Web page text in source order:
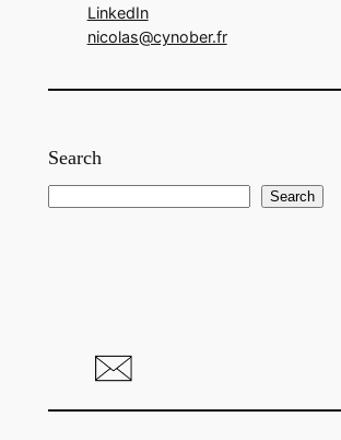
LinkedIn
nicolas@cynober.fr
Search
Search